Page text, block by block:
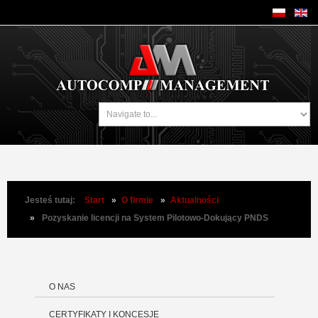
Jesteś tutaj: Start » O firmie » Aktualności
»
Pozyskanie licencji na System Pilotowo-Dokujący PNDS
O NAS
CERTYFIKATY I KONCESJE